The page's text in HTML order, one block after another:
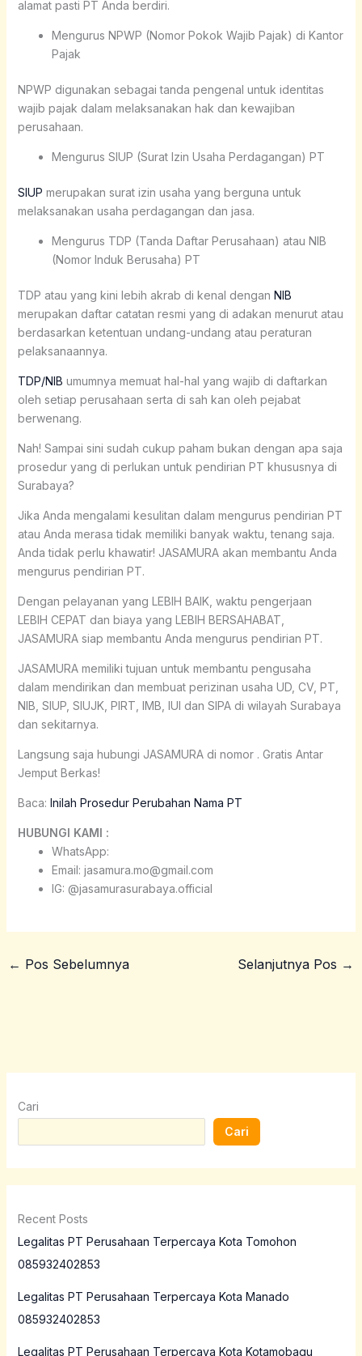
alamat pasti PT Anda berdiri.
Mengurus NPWP (Nomor Pokok Wajib Pajak) di Kantor
Pajak
NPWP digunakan sebagai tanda pengenal untuk identitas
wajib pajak dalam melaksanakan hak dan kewajiban
perusahaan.
Mengurus SIUP (Surat Izin Usaha Perdagangan) PT
SIUP merupakan surat izin usaha yang berguna untuk
melaksanakan usaha perdagangan dan jasa.
Mengurus TDP (Tanda Daftar Perusahaan) atau NIB
(Nomor Induk Berusaha) PT
TDP atau yang kini lebih akrab di kenal dengan NIB
merupakan daftar catatan resmi yang di adakan menurut atau
berdasarkan ketentuan undang-undang atau peraturan
pelaksanaannya.
TDP/NIB umumnya memuat hal-hal yang wajib di daftarkan
oleh setiap perusahaan serta di sah kan oleh pejabat
berwenang.
Nah! Sampai sini sudah cukup paham bukan dengan apa saja
prosedur yang di perlukan untuk pendirian PT khususnya di
Surabaya?
Jika Anda mengalami kesulitan dalam mengurus pendirian PT
atau Anda merasa tidak memiliki banyak waktu, tenang saja.
Anda tidak perlu khawatir! JASAMURA akan membantu Anda
mengurus pendirian PT.
Dengan pelayanan yang LEBIH BAIK, waktu pengerjaan
LEBIH CEPAT dan biaya yang LEBIH BERSAHABAT,
JASAMURA siap membantu Anda mengurus pendirian PT.
JASAMURA memiliki tujuan untuk membantu pengusaha
dalam mendirikan dan membuat perizinan usaha UD, CV, PT,
NIB, SIUP, SIUJK, PIRT, IMB, IUI dan SIPA di wilayah Surabaya
dan sekitarnya.
Langsung saja hubungi JASAMURA di nomor . Gratis Antar
Jemput Berkas!
Baca: Inilah Prosedur Perubahan Nama PT
HUBUNGI KAMI :
WhatsApp:
Email: jasamura.mo@gmail.com
IG: @jasamurasurabaya.official
← Pos Sebelumnya Selanjutnya Pos →
Cari
Cari
Recent Posts
Legalitas PT Perusahaan Terpercaya Kota Tomohon
085932402853
Legalitas PT Perusahaan Terpercaya Kota Manado
085932402853
Legalitas PT Perusahaan Terpercaya Kota Kotamobagu